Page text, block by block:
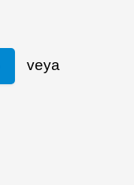
veya